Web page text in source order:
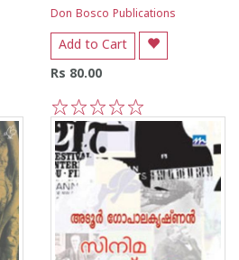
Don Bosco Publications
Add to Cart
Rs 80.00
5
4
3
2
1